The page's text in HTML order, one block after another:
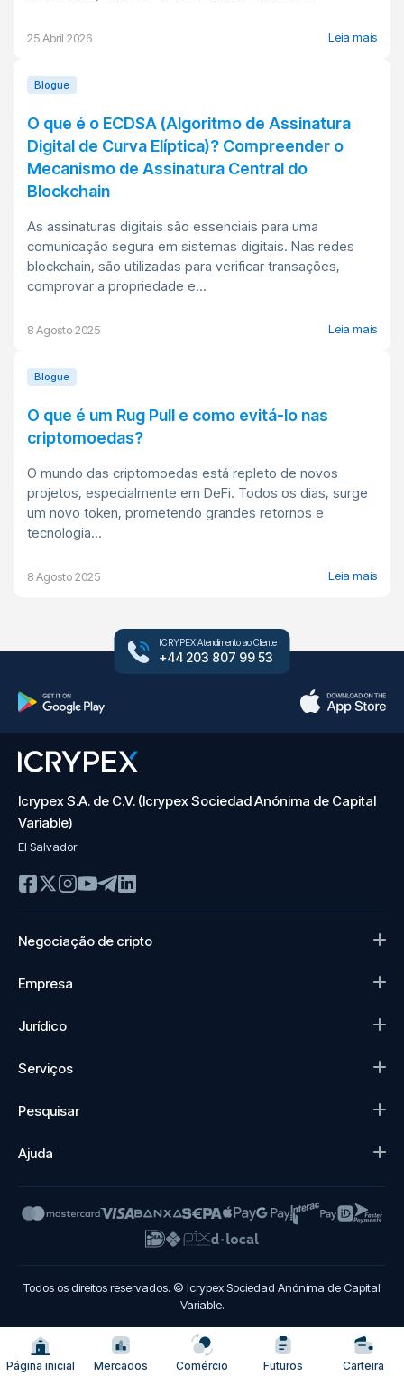
Página inicial Mercados Comércio Futuros Carteira
25 Abril 2026 Leia mais
Blogue
O que é o ECDSA (Algoritmo de Assinatura
Digital de Curva Elíptica)? Compreender o
Mecanismo de Assinatura Central do
Blockchain
As assinaturas digitais são essenciais para uma
comunicação segura em sistemas digitais. Nas redes
blockchain, são utilizadas para verificar transações,
comprovar a propriedade e...
8 Agosto 2025 Leia mais
Blogue
O que é um Rug Pull e como evitá-lo nas
criptomoedas?
O mundo das criptomoedas está repleto de novos
projetos, especialmente em DeFi. Todos os dias, surge
um novo token, prometendo grandes retornos e
tecnologia...
8 Agosto 2025 Leia mais
ICRYPEX Atendimento ao Cliente
+44 203 807 99 53
Icrypex S.A. de C.V. (Icrypex Sociedad Anónima de Capital
Variable)
El Salvador
Negociação de cripto
Empresa
Jurídico
Serviços
Pesquisar
Ajuda
Todos os direitos reservados. © Icrypex Sociedad Anónima de Capital
Variable.